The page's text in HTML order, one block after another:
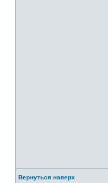
Вернуться наверх